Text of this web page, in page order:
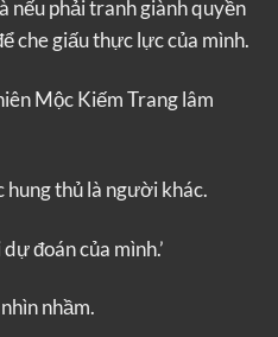
nếu phải tranh giành quyền
che giấu thực lực của mình.
Mộc Kiếm Trang lâm
hung thủ là người khác.
đoán của mình.’
nhầm.